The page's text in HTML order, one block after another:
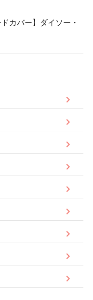
カバー】ダイソー・